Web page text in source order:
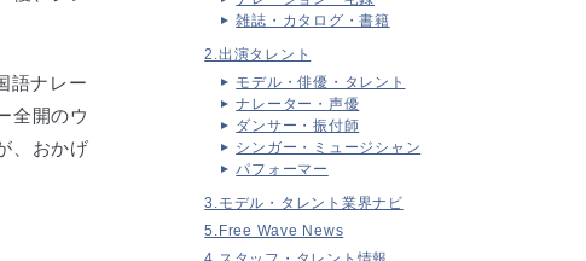
語ナレー
全開のウ
、おかげ
雑誌・カタログ・書籍
2.出演タレント
モデル・俳優・タレント
ナレーター・声優
ダンサー・振付師
シンガー・ミュージシャン
パフォーマー
3.モデル・タレント業界ナビ
5.Free Wave News